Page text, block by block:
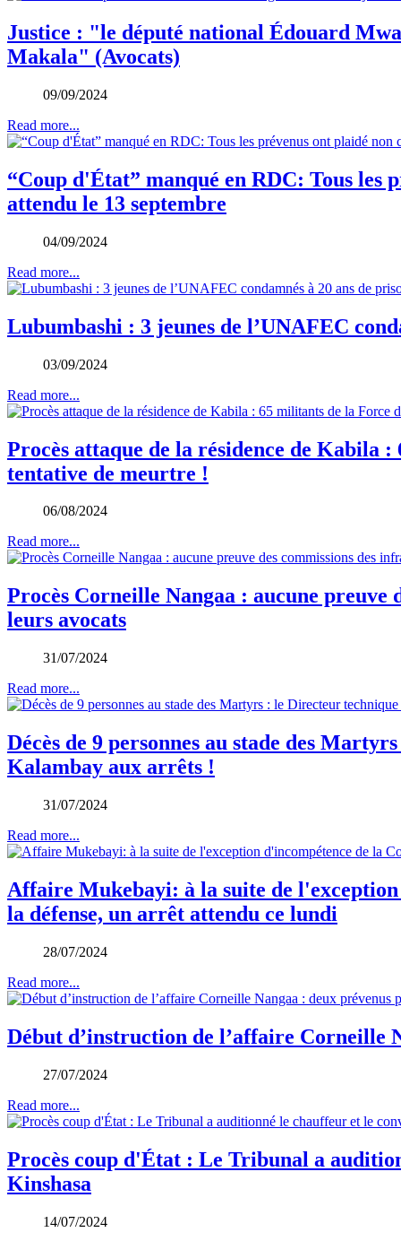
Justice : "le député national Édouard
Makala" (Avocats)
09/09/2024
Read more...
“Coup d'État” manqué en RDC: Tous les
attendu le 13 septembre
04/09/2024
Read more...
Lubumbashi : 3 jeunes de l’UNAFEC
03/09/2024
Read more...
Procès attaque de la résidence de Kabila
tentative de meurtre !
06/08/2024
Read more...
Procès Corneille Nangaa : aucune preuve
leurs avocats
31/07/2024
Read more...
Décès de 9 personnes au stade des
Kalambay aux arrêts !
31/07/2024
Read more...
Affaire Mukebayi: à la suite de
la défense, un arrêt attendu ce lundi
28/07/2024
Read more...
Début d’instruction de l’affaire Corneille
27/07/2024
Read more...
Procès coup d'État : Le Tribunal a
Kinshasa
14/07/2024